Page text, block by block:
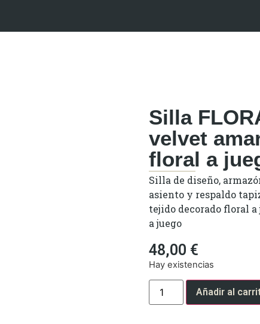
Silla
velvet
floral a
Silla de diseño,
asiento y respaldo
tejido decorado floral a
a juego
48,00 €
Hay existencias
Añadir al